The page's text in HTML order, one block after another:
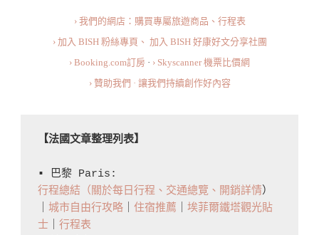
A
Day
› 我們的網店：購買專屬旅遊商品、行程表
› 加入 BISH 粉絲專頁、 加入 BISH 好康好文分享社團
› Booking.com訂房 · › Skyscanner 機票比價網
› 贊助我們 · 讓我們持續創作好內容
【法國文章整理列表】
▪️ 巴黎 Paris:
行程總結（關於每日行程、交通總覽、開銷詳情）
城市自由行攻略 住宿推薦
埃菲爾鐵塔觀光貼
士
行程表